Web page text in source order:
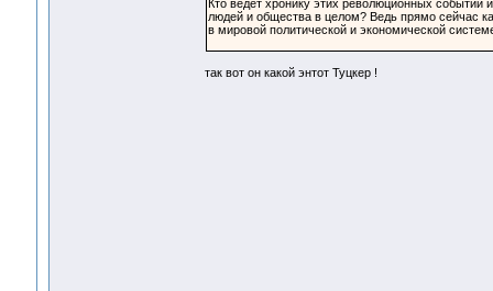
Кто ведет хронику этих революционных событий
людей и общества в целом? Ведь прямо сейчас
в мировой политической и экономической
так вот он какой энтот Туцкер !